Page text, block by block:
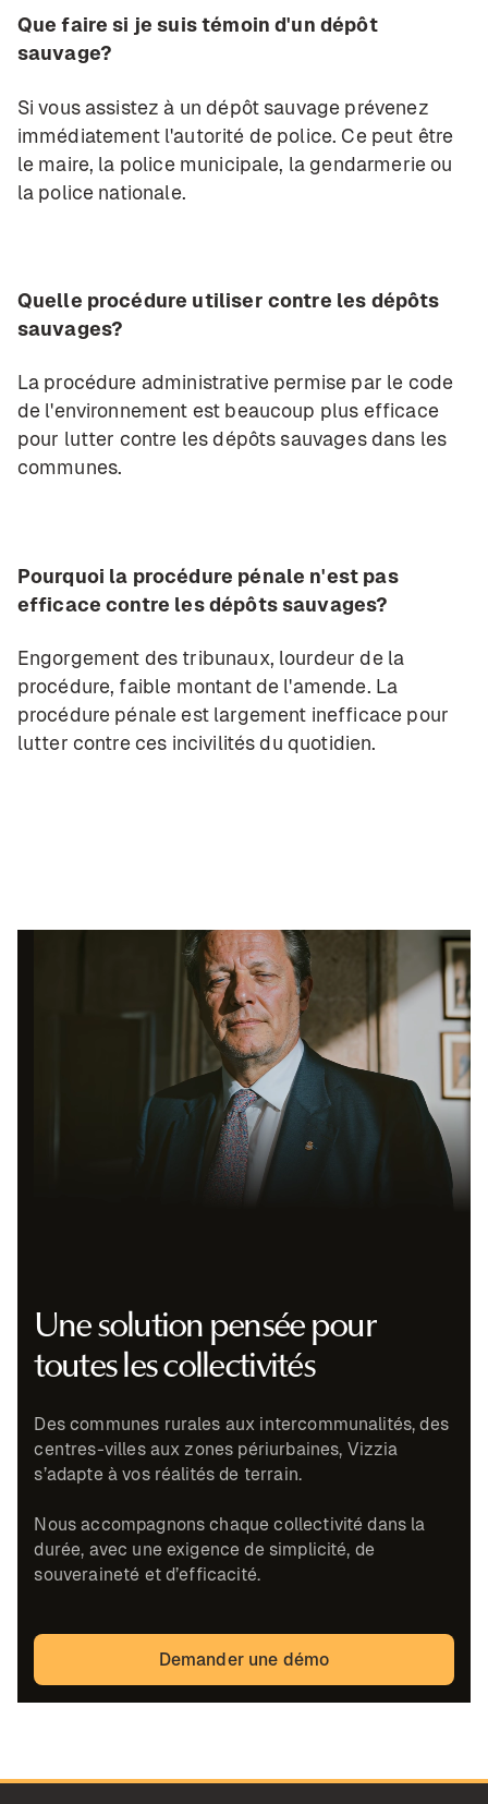
Que faire si je suis témoin d'un dépôt
sauvage?
Si vous assistez à un dépôt sauvage prévenez
immédiatement l'autorité de police. Ce peut être
le maire, la police municipale, la gendarmerie ou
la police nationale.
Quelle procédure utiliser contre les dépôts
sauvages?
La procédure administrative permise par le code
de l'environnement est beaucoup plus efficace
pour lutter contre les dépôts sauvages dans les
communes.
Pourquoi la procédure pénale n'est pas
efficace contre les dépôts sauvages?
Engorgement des tribunaux, lourdeur de la
procédure, faible montant de l'amende. La
procédure pénale est largement inefficace pour
lutter contre ces incivilités du quotidien.
Une solution pensée pour
toutes les collectivités
Des communes rurales aux intercommunalités, des
centres-villes aux zones périurbaines, Vizzia
s’adapte à vos réalités de terrain.
Nous accompagnons chaque collectivité dans la
durée, avec une exigence de simplicité, de
souveraineté et d’efficacité.
Demander une démo